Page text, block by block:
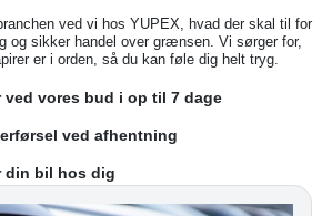
ved vi hos YUPEX, hvad der skal til for
og sikker handel over grænsen. Vi sørger for,
er i orden, så du kan føle dig helt tryg.
ved vores bud i op til 7 dage
ved afhentning
din bil hos dig